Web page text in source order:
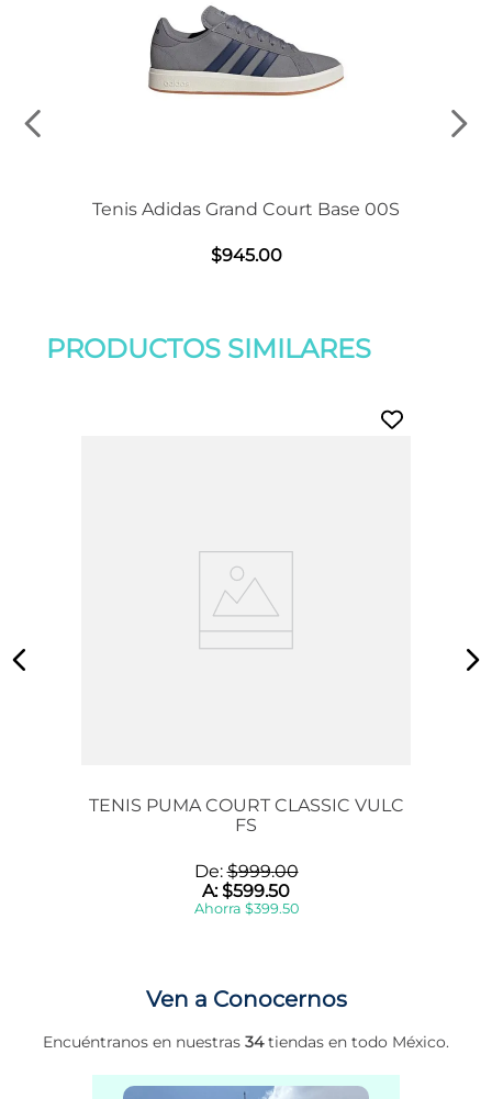
Tenis Adidas Grand Court Base 00S
$945.00
PRODUCTOS SIMILARES
TENIS PUMA COURT CLASSIC VULC
FS
De:$999.00
A:$599.50
Ahorra $399.50
Ven a Conocernos
Encuéntranos en nuestras 34tiendas en todo México.